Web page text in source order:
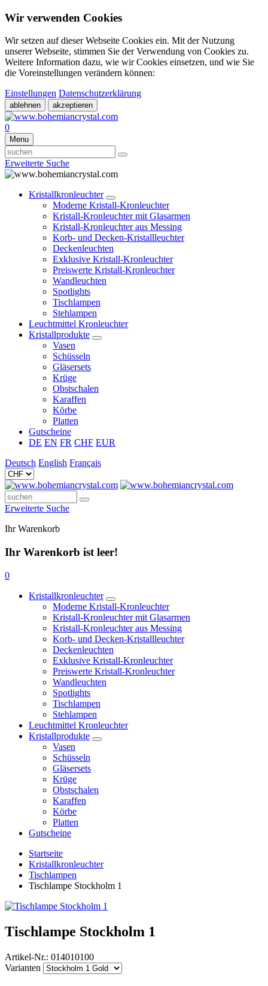
Wir verwenden Cookies
Wir setzen auf dieser Webseite Cookies ein. Mit der Nutzung
unserer Webseite, stimmen Sie der Verwendung von Cookies zu.
Weitere Information dazu, wie wir Cookies einsetzen, und wie Sie
die Voreinstellungen verändern können:
Einstellungen Datenschutzerklärung
ablehnen akzeptieren
0
Menu
Erweiterte Suche
Kristallkronleuchter
Moderne Kristall-Kronleuchter
Kristall-Kronleuchter mit Glasarmen
Kristall-Kronleuchter aus Messing
Korb- und Decken-Kristallleuchter
Deckenleuchten
Exklusive Kristall-Kronleuchter
Preiswerte Kristall-Kronleuchter
Wandleuchten
Spotlights
Tischlampen
Stehlampen
Leuchtmittel Kronleuchter
Kristallprodukte
Vasen
Schüsseln
Gläsersets
Krüge
Obstschalen
Karaffen
Körbe
Platten
Gutscheine
DE EN FR CHF EUR
Deutsch English Français
Erweiterte Suche
Ihr Warenkorb
Ihr Warenkorb ist leer!
0
Kristallkronleuchter
Moderne Kristall-Kronleuchter
Kristall-Kronleuchter mit Glasarmen
Kristall-Kronleuchter aus Messing
Korb- und Decken-Kristallleuchter
Deckenleuchten
Exklusive Kristall-Kronleuchter
Preiswerte Kristall-Kronleuchter
Wandleuchten
Spotlights
Tischlampen
Stehlampen
Leuchtmittel Kronleuchter
Kristallprodukte
Vasen
Schüsseln
Gläsersets
Krüge
Obstschalen
Karaffen
Körbe
Platten
Gutscheine
Startseite
Kristallkronleuchter
Tischlampen
Tischlampe Stockholm 1
Tischlampe Stockholm 1
Artikel-Nr.: 014010100
Varianten